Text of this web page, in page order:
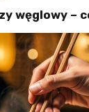
węglowy –